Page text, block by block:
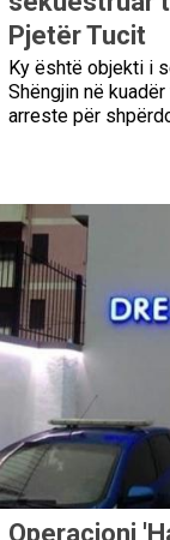
Pjetër Tucit
Ky është objekti i
Shëngjin në
arreste për
Operacioni